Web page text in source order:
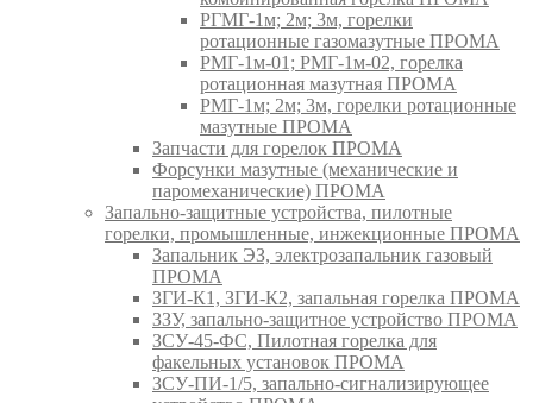
РГМГ-1м; 2м; 3м, горелки
ротационные газомазутные ПРОМА
РМГ-1м-01; РМГ-1м-02, горелка
ротационная мазутная ПРОМА
РМГ-1м; 2м; 3м, горелки ротационные
мазутные ПРОМА
Запчасти для горелок ПРОМА
Форсунки мазутные (механические и
паромеханические) ПРОМА
Запально-защитные устройства, пилотные
горелки, промышленные, инжекционные ПРОМА
Запальник ЭЗ, электрозапальник газовый
ПРОМА
ЗГИ-К1, ЗГИ-К2, запальная горелка ПРОМА
ЗЗУ, запально-защитное устройство ПРОМА
ЗСУ-45-ФС, Пилотная горелка для
факельных установок ПРОМА
ЗСУ-ПИ-1/5, запально-сигнализирующее